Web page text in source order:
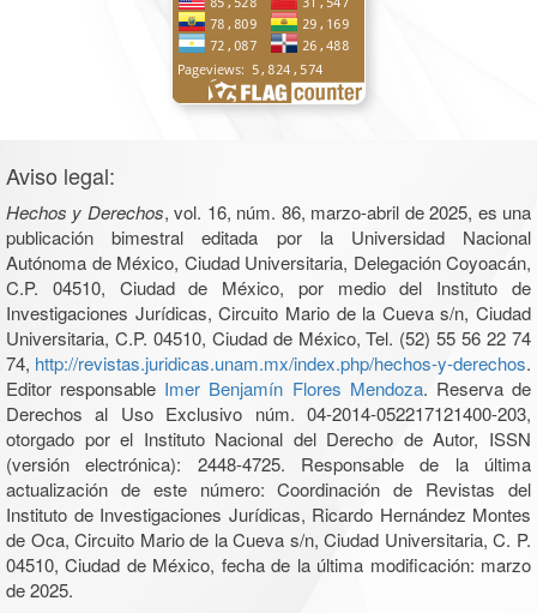
Aviso legal:
Hechos y Derechos, vol. 16, núm. 86, marzo-abril de 2025, es una
publicación bimestral editada por la Universidad Nacional
Autónoma de México, Ciudad Universitaria, Delegación Coyoacán,
C.P. 04510, Ciudad de México, por medio del Instituto de
Investigaciones Jurídicas, Circuito Mario de la Cueva s/n, Ciudad
Universitaria, C.P. 04510, Ciudad de México, Tel. (52) 55 56 22 74
74, http://revistas.juridicas.unam.mx/index.php/hechos-y-derechos.
Editor responsable Imer Benjamín Flores Mendoza. Reserva de
Derechos al Uso Exclusivo núm. 04-2014-052217121400-203,
otorgado por el Instituto Nacional del Derecho de Autor, ISSN
(versión electrónica): 2448-4725. Responsable de la última
actualización de este número: Coordinación de Revistas del
Instituto de Investigaciones Jurídicas, Ricardo Hernández Montes
de Oca, Circuito Mario de la Cueva s/n, Ciudad Universitaria, C. P.
04510, Ciudad de México, fecha de la última modificación: marzo
de 2025.